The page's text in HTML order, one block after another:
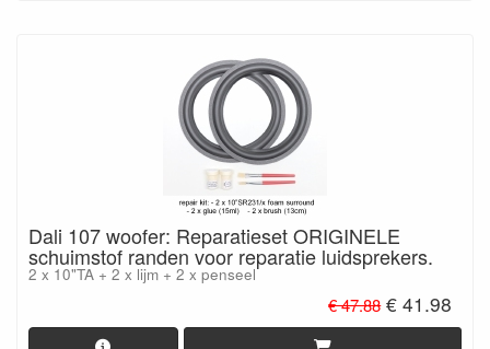
Dali 107 woofer: Reparatieset ORIGINELE
schuimstof randen voor reparatie luidsprekers.
2 x 10"TA + 2 x lijm + 2 x penseel
€ 47.88 € 41.98